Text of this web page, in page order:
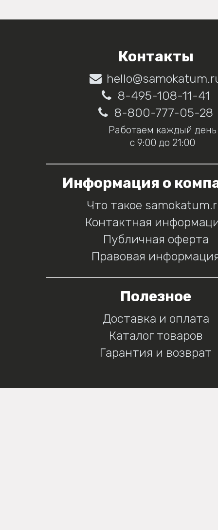
Контакты
8-495-108-11-41
8-800-777-05-28
Работаем каждый день
с 9:00 до 21:00
Информация о
Что такое
Контактная
Публичная оферта
Правовая
Полезное
Доставка и оплата
Каталог товаров
Гарантия и возврат